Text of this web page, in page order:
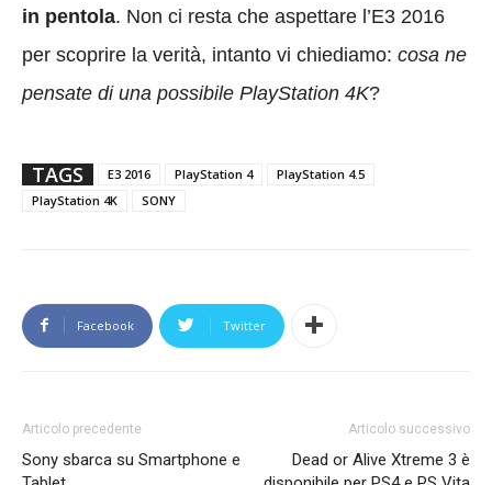
in pentola. Non ci resta che aspettare l’E3 2016
per scoprire la verità, intanto vi chiediamo: cosa ne
pensate di una possibile PlayStation 4K?
TAGS E3 2016 PlayStation 4
PlayStation 4.5
PlayStation 4K
SONY
Facebook Twitter
Articolo precedente
Sony sbarca su Smartphone e
Articolo successivo
Dead or Alive Xtreme 3 è